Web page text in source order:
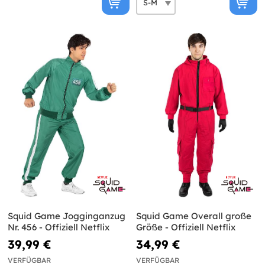
Squid Game Jogginganzug
Nr. 456 - Offiziell Netflix
39,99 €
VERFÜGBAR
Squid Game Overall große
Größe - Offiziell Netflix
34,99 €
VERFÜGBAR